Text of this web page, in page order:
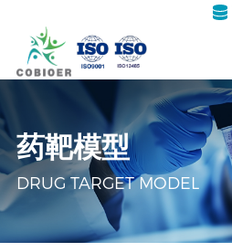
药靶模型
DRUG TARGET MODEL